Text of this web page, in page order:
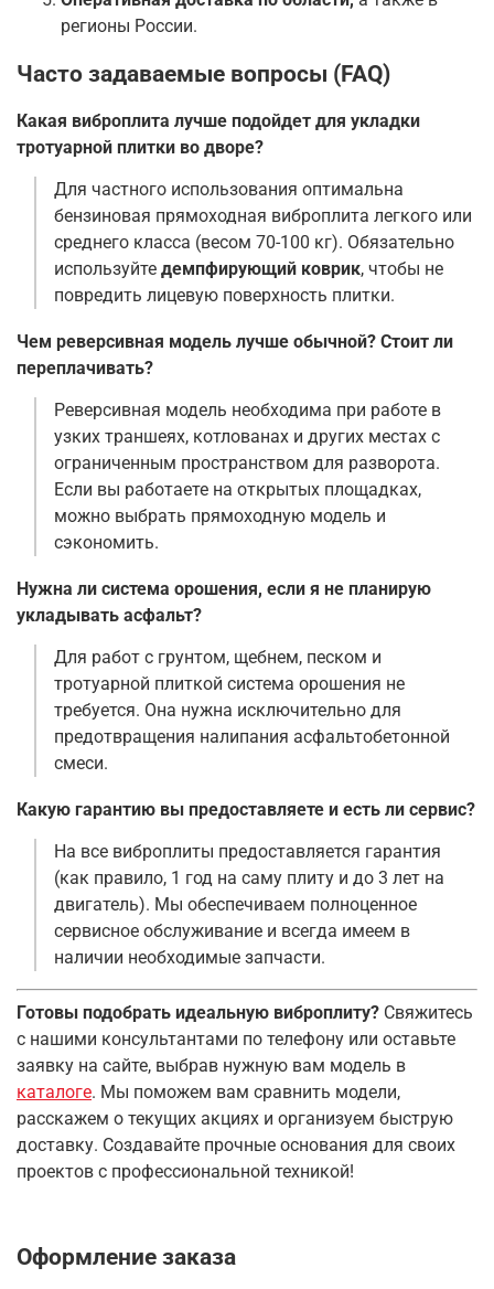
регионы России.
Часто задаваемые вопросы (FAQ)
Какая виброплита лучше подойдет для укладки
тротуарной плитки во дворе?
Для частного использования оптимальна
бензиновая прямоходная виброплита легкого или
среднего класса (весом 70-100 кг). Обязательно
используйте демпфирующий коврик, чтобы не
повредить лицевую поверхность плитки.
Чем реверсивная модель лучше обычной? Стоит ли
переплачивать?
Реверсивная модель необходима при работе в
узких траншеях, котлованах и других местах с
ограниченным пространством для разворота.
Если вы работаете на открытых площадках,
можно выбрать прямоходную модель и
сэкономить.
Нужна ли система орошения, если я не планирую
укладывать асфальт?
Для работ с грунтом, щебнем, песком и
тротуарной плиткой система орошения не
требуется. Она нужна исключительно для
предотвращения налипания асфальтобетонной
смеси.
Какую гарантию вы предоставляете и есть ли сервис?
На все виброплиты предоставляется гарантия
(как правило, 1 год на саму плиту и до 3 лет на
двигатель). Мы обеспечиваем полноценное
сервисное обслуживание и всегда имеем в
наличии необходимые запчасти.
Готовы подобрать идеальную виброплиту? Свяжитесь
с нашими консультантами по телефону или оставьте
заявку на сайте, выбрав нужную вам модель в
каталоге. Мы поможем вам сравнить модели,
расскажем о текущих акциях и организуем быструю
доставку. Создавайте прочные основания для своих
проектов с профессиональной техникой!
Оформление заказа